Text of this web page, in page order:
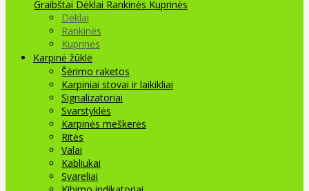
Graibštai Dėklai Rankinės Kuprinės
Dėklai
Rankinės
Kuprinės
Karpinė žūklė
Šėrimo raketos
Karpiniai stovai ir laikikliai
Signalizatoriai
Svarstyklės
Karpinės meškerės
Ritės
Valai
Kabliukai
Svareliai